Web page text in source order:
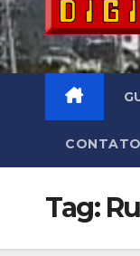
CONTATO
Tag: